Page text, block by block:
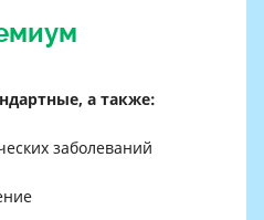
а также:
заболеваний